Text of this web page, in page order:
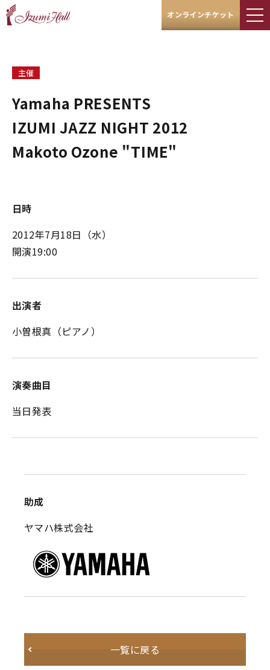
オンラインチケット
主催
Yamaha PRESENTS
IZUMI JAZZ NIGHT 2012
Makoto Ozone "TIME"
日時
2012年7月18日（水）
開演19:00
出演者
小曽根真（ピアノ）
演奏曲目
当日発表
助成
ヤマハ株式会社
一覧に戻る